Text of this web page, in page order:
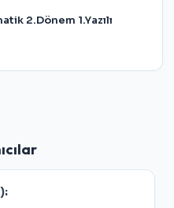
2.Dönem 1.Yazılı
):